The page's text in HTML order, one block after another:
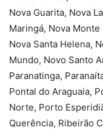
Nova Guarita, Nova
Maringá, Nova
Nova Santa Helena,
Mundo, Novo Santo
Paranatinga,
Pontal do Araguaia,
Norte, Porto
Querência, Ribeirão